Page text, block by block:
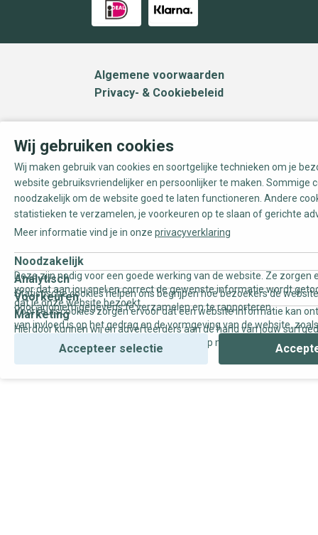
Reset
Behangbenodigdheden
Aandrukroller
Afbreekmesjes
Afdekmateriaal
Behangafsteker & Schraper
Algemene voorwaarden
Privacy- & Cookiebeleid
Wij gebruiken cookies
Wij maken gebruik van cookies en soortgelijke technieken om je
website gebruiksvriendelijker en persoonlijker te maken. Sommige
noodzakelijk om de website goed te laten functioneren. Andere
statistieken te verzamelen, je voorkeuren op te slaan of gerichte
Meer informatie vind je in onze privacyverklaring
Noodzakelijk
Deze zijn nodig voor een goede werking van de website. Ze zorgen
voor dat aan jou snel en correct de gewenste informatie wordt
dat je onze website bezoekt.
Analytisch
Statistische cookies helpen ons begrijpen hoe bezoekers de
door anoniem gegevens te verzamelen en te rapporteren.
Voorkeuren
Voorkeurscookies zorgen ervoor dat een website informatie kan
van invloed is op het gedrag en de vormgeving van de website,
Marketing
Hierdoor kunnen wij en adverteerders aan de hand van jouw
gepersonaliseerde online advertenties en op maat gemaakte
Accepteer selectie